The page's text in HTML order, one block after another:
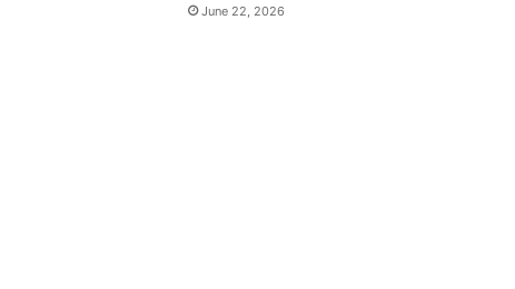
June 22, 2026